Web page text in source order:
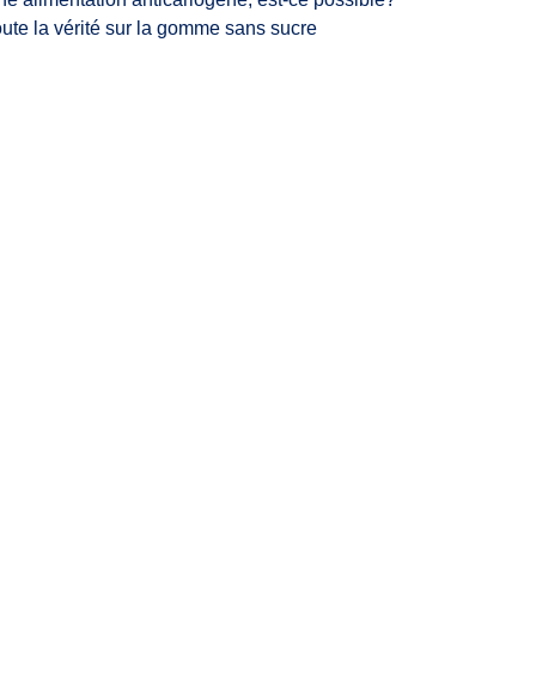
la vérité sur la gomme sans sucre